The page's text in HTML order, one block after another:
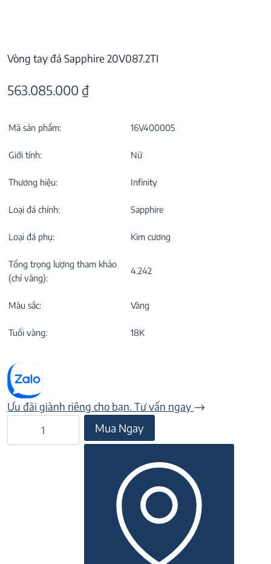
Vòng tay đá Sapphire 20V087.2TI
563.085.000 ₫
Mã sản phẩm: 16V400005
Giới tính: Nữ
Thương hiệu: Infinity
Loại đá chính: Sapphire
Loại đá phụ: Kim cương
Tổng trọng lượng tham khảo
(chỉ vàng):
4.242
Màu sắc: Vàng
Tuổi vàng: 18K
Ưu đãi giành riêng cho bạn. Tư vấn ngay
Mua Ngay